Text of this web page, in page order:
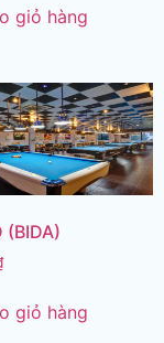
giỏ hàng
(BIDA)
giỏ hàng